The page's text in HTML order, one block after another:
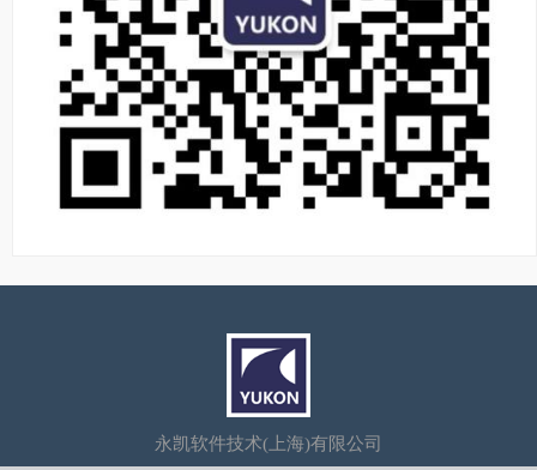
永凯软件技术(上海)有限公司